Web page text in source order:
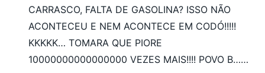
CARRASCO, FALTA DE GASOLINA? ISSO NÃO
ACONTECEU E NEM ACONTECE EM CODÓ!!!!!
KKKKK… TOMARA QUE PIORE
10000000000000000 VEZES MAIS!!!! POVO B……